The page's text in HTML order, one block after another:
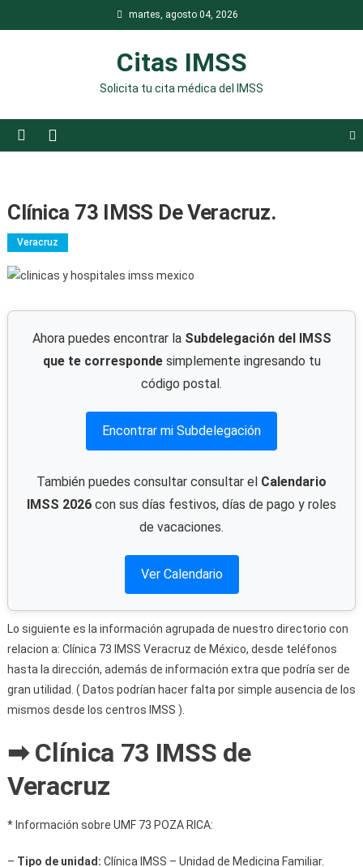
al
martes, agosto 04, 2026
Citas IMSS
Solicita tu cita médica del IMSS
Clínica 73 IMSS De Veracruz.
Veracruz
Ahora puedes encontrar la Subdelegación del IMSS
que te correspondesimplemente ingresando tu
código postal.
Encontrar mi Subdelegación
También puedes consultar consultar el Calendario
IMSS 2026 con sus días festivos, días de pago y roles
de vacaciones.
Ver Calendario
Lo siguiente es la información agrupada de nuestro directorio con
relacion a: Clínica 73 IMSS Veracruz de México, desde teléfonos
hasta la dirección, además de información extra que podría ser de
gran utilidad. ( Datos podrían hacer falta por simple ausencia de los
mismos desde los centros IMSS ).
➡ Clínica 73 IMSS de
Veracruz
* Información sobre UMF 73 POZA RICA:
– Tipo de unidad: Clínica IMSS – Unidad de Medicina Familiar.